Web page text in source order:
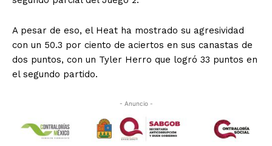
A pesar de eso, el Heat ha mostrado su agresividad
con un 50.3 por ciento de aciertos en sus canastas de
dos puntos, con un Tyler Herro que logró 33 puntos en
el segundo partido.
- Anuncio -